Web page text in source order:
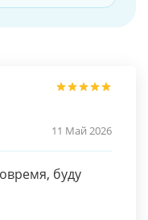
11 Май 2026
буду